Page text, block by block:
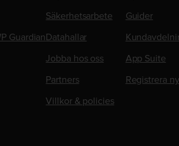
Guardian
Säkerhetsarbete
Datahallar
Jobba hos oss
Partners
Villkor & policies
Guider
App Suite
Registrera